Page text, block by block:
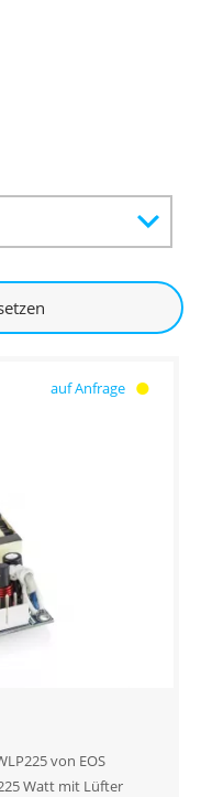
auf Anfrage
von EOS
Watt mit Lüfter